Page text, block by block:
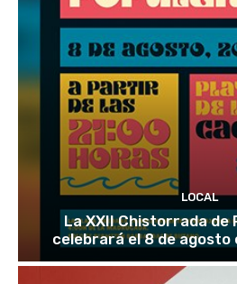
LOCAL
La XXII Chistorrada de
celebrará el 8 de agosto